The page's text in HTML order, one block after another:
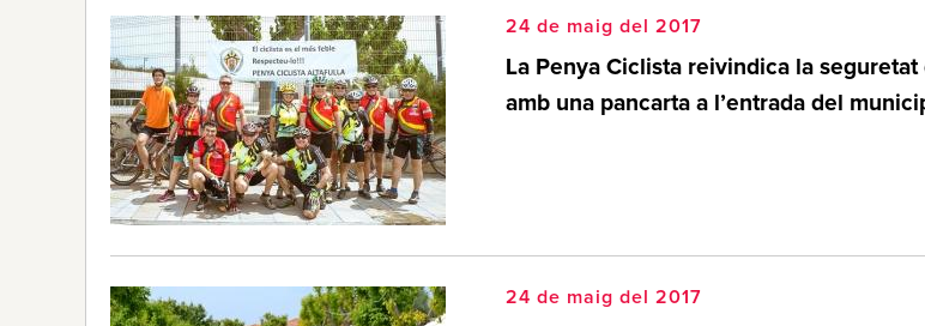
24 de maig del 2017
La Penya Ciclista reivindica la
amb una pancarta a l’entrada del
24 de maig del 2017